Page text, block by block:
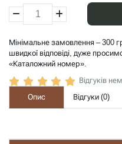
Мінімальне замовлення – 300
швидкої відповіді, дуже
«Каталожний номер».
Відгуків
Опис
Відгуки (0)